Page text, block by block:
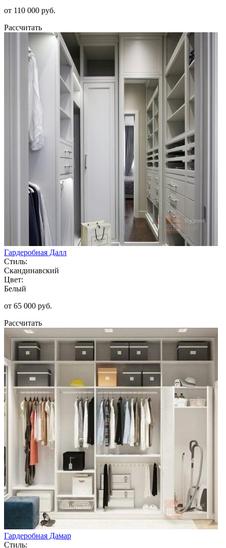
от 110 000 руб.
Рассчитать
Гардеробная Далл
Стиль:
Скандинавский
Цвет:
Белый
от 65 000 руб.
Рассчитать
Гардеробная Дамар
Стиль: